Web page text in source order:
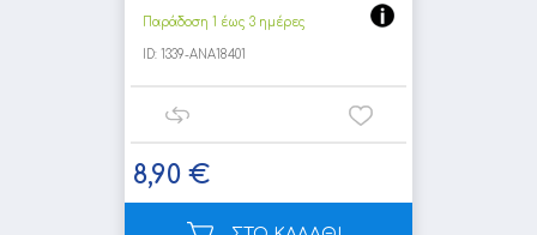
Παράδοση 1 έως 3 ημέρες
ID: 1339-ANA18401
8,90 €